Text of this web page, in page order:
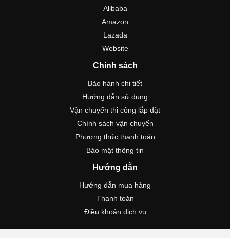
Alibaba
Amazon
Lazada
Website
Chính sách
Bảo hành chi tiết
Hướng dẫn sử dụng
Vận chuyển thi công lắp đặt
Chính sách vận chuyển
Phương thức thanh toán
Bảo mật thông tin
Hướng dẫn
Hướng dẫn mua hàng
Thanh toán
Điều khoản dịch vụ